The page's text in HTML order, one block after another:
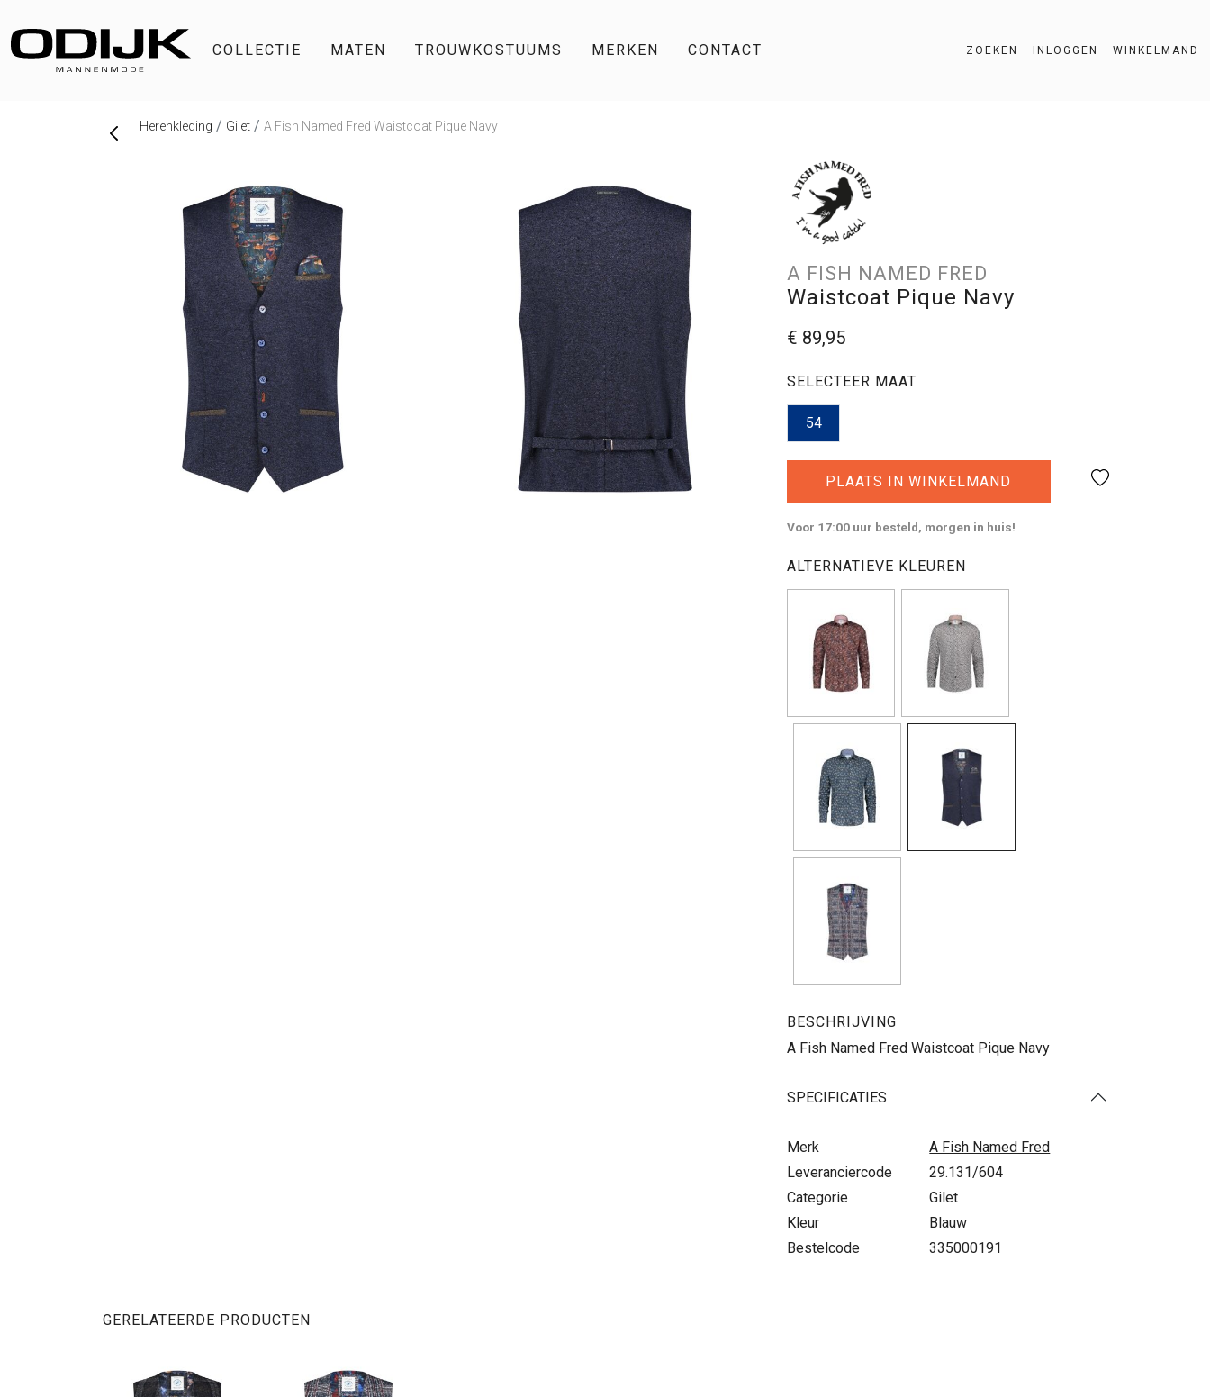
COLLECTIE MATEN TROUWKOSTUUMS MERKEN CONTACT ZOEKEN INLOGGEN WINKELMAND
Herenkleding Gilet A Fish Named Fred Waistcoat Pique Navy
A FISH NAMED FRED
Waistcoat Pique Navy
€ 89,95
SELECTEER MAAT
54
PLAATS IN WINKELMAND
Voor 17:00 uur besteld, morgen in huis!
ALTERNATIEVE KLEUREN
BESCHRIJVING
A Fish Named Fred Waistcoat Pique Navy
SPECIFICATIES
Merk
A Fish Named Fred
Leveranciercode
29.131/604
Categorie
Gilet
Kleur
Blauw
Bestelcode
335000191
GERELATEERDE PRODUCTEN